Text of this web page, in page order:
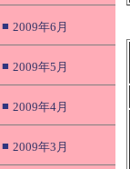
■ 2009年6月
■ 2009年5月
■ 2009年4月
■ 2009年3月